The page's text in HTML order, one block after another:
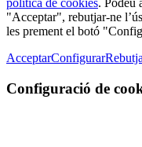
política de cookies. Podeu
"Acceptar", rebutjar-ne
les prement el botó
AcceptarConfigurar
Configuració de